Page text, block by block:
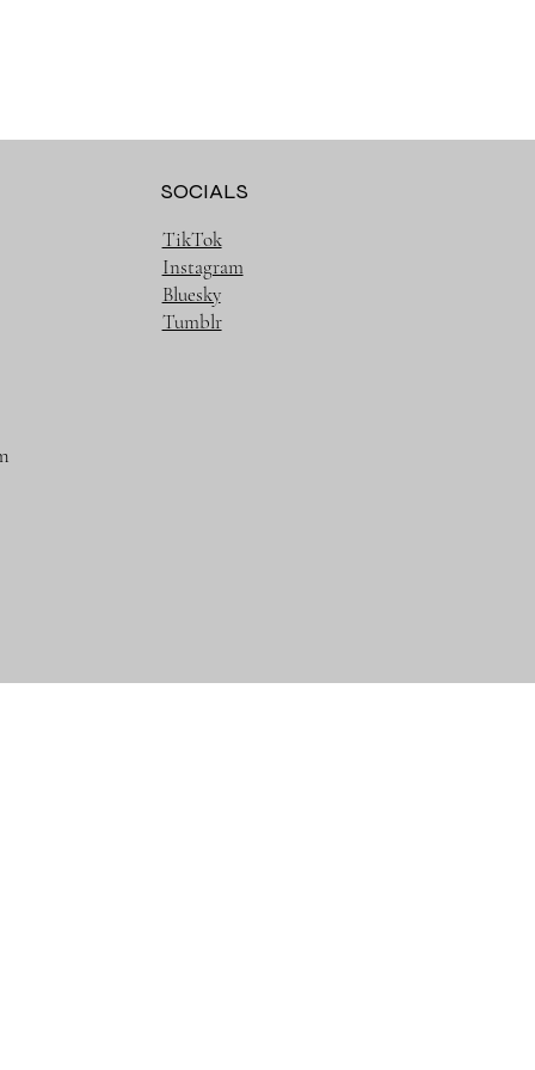
SOCIALS
TikTok
Instagram
Bluesky
Tumblr